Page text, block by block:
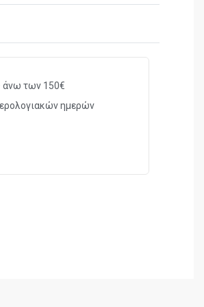
provided by
existing groove.
in the package.
άνω των 150€
ημερών